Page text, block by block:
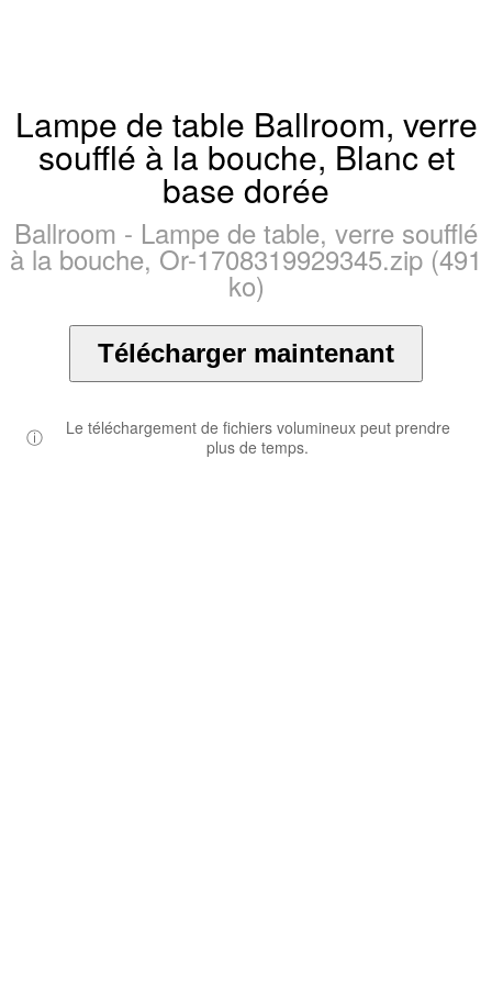
Lampe de table Ballroom, verre
soufflé à la bouche, Blanc et
base dorée
Ballroom - Lampe de table, verre soufflé
à la bouche, Or-1708319929345.zip (491
ko)
Télécharger maintenant
ⓘ
Le téléchargement de fichiers volumineux peut prendre
plus de temps.